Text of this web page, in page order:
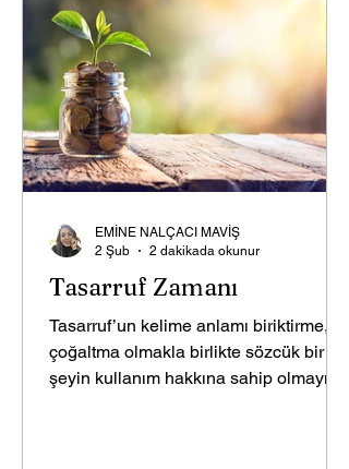
azar azar geri toplamanın ayı. Şubat
İçin Küçük Bir “Daha İyi Hissetme”
Çalış
Tasarruf Zamanı
Tasarruf’un kelime anlamı biriktirme,
çoğaltma olmakla birlikte sözcük bir
şeyin kullanım hakkına sahip olmayı da
EMİNE NALÇACI MAVİŞ
2 Şub
2 dakikada okunur